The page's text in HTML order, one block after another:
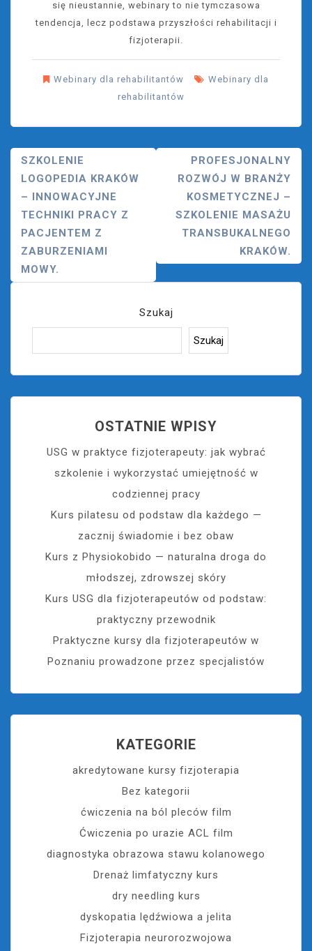
się nieustannie, webinary to nie tymczasowa
tendencja, lecz podstawa przyszłości rehabilitacji i
fizjoterapii.
Webinary dla rehabilitantów
Webinary dla
rehabilitantów
Nawigacja
Wpisu
SZKOLENIE
LOGOPEDIA KRAKÓW
– INNOWACYJNE
TECHNIKI PRACY Z
PACJENTEM Z
ZABURZENIAMI
MOWY.
PROFESJONALNY
ROZWÓJ W BRANŻY
KOSMETYCZNEJ –
SZKOLENIE MASAŻU
TRANSBUKALNEGO
KRAKÓW.
Szukaj
Szukaj
OSTATNIE WPISY
USG w praktyce fizjoterapeuty: jak wybrać
szkolenie i wykorzystać umiejętność w
codziennej pracy
Kurs pilatesu od podstaw dla każdego —
zacznij świadomie i bez obaw
Kurs z Physiokobido — naturalna droga do
młodszej, zdrowszej skóry
Kurs USG dla fizjoterapeutów od podstaw:
praktyczny przewodnik
Praktyczne kursy dla fizjoterapeutów w
Poznaniu prowadzone przez specjalistów
KATEGORIE
akredytowane kursy fizjoterapia
Bez kategorii
ćwiczenia na ból pleców film
Ćwiczenia po urazie ACL film
diagnostyka obrazowa stawu kolanowego
Drenaż limfatyczny kurs
dry needling kurs
dyskopatia lędźwiowa a jelita
Fizjoterapia neurorozwojowa